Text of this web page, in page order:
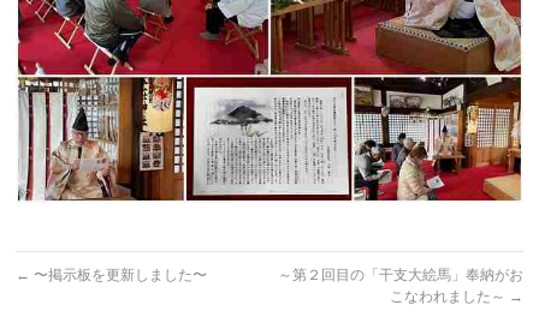
← 〜掲示板を更新しました〜
～第２回目の「干支大絵馬」奉納がお
こなわれました～ →